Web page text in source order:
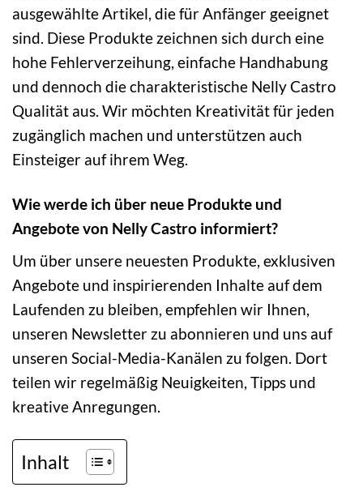
ausgewählte Artikel, die für Anfänger geeignet
sind. Diese Produkte zeichnen sich durch eine
hohe Fehlerverzeihung, einfache Handhabung
und dennoch die charakteristische Nelly Castro
Qualität aus. Wir möchten Kreativität für jeden
zugänglich machen und unterstützen auch
Einsteiger auf ihrem Weg.
Wie werde ich über neue Produkte und
Angebote von Nelly Castro informiert?
Um über unsere neuesten Produkte, exklusiven
Angebote und inspirierenden Inhalte auf dem
Laufenden zu bleiben, empfehlen wir Ihnen,
unseren Newsletter zu abonnieren und uns auf
unseren Social-Media-Kanälen zu folgen. Dort
teilen wir regelmäßig Neuigkeiten, Tipps und
kreative Anregungen.
Inhalt